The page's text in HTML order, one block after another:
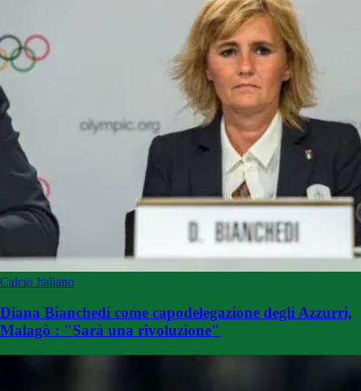
Calcio Italiano
Diana Bianchedi come capodelegazione degli Azzurri,
Malagò : "Sarà una rivoluzione"